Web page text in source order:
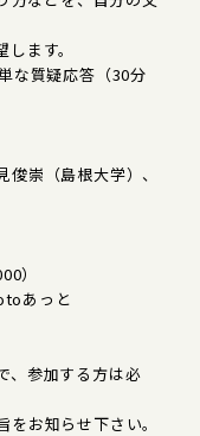
ます。
な質疑応答（30分
崇（島根大学）、
）
あっと
、参加する方は必
お知らせ下さい。